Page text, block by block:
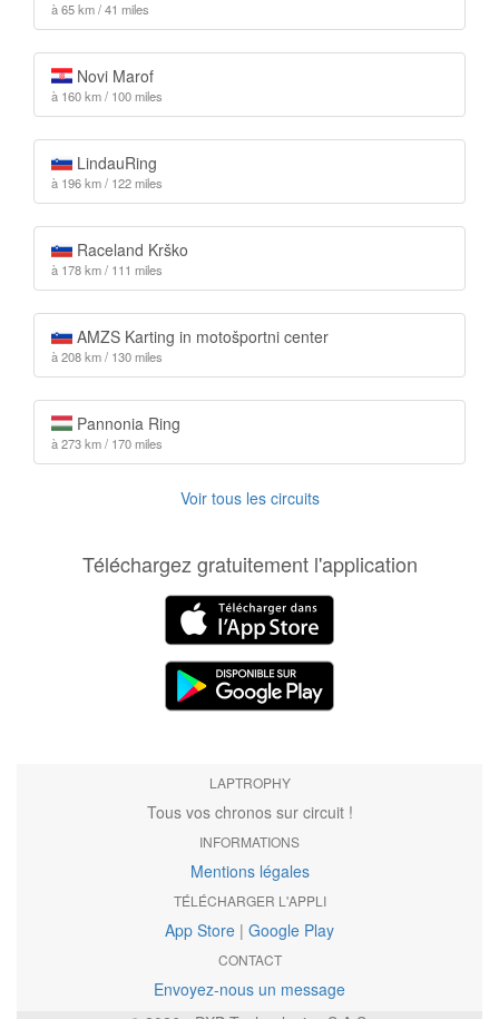
à 65 km / 41 miles
Novi Marof
à 160 km / 100 miles
LindauRing
à 196 km / 122 miles
Raceland Krško
à 178 km / 111 miles
AMZS Karting in motošportni center
à 208 km / 130 miles
Pannonia Ring
à 273 km / 170 miles
Voir tous les circuits
Téléchargez gratuitement l'application
LAPTROPHY
Tous vos chronos sur circuit !
INFORMATIONS
Mentions légales
TÉLÉCHARGER L'APPLI
App Store | Google Play
CONTACT
Envoyez-nous un message